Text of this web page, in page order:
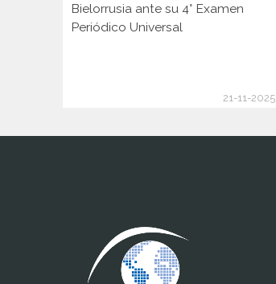
Bielorrusia ante su 4° Examen
Periódico Universal
21-11-2025